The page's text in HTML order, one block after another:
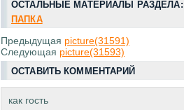
ОСТАЛЬНЫЕ МАТЕРИАЛЫ РАЗДЕЛА:
ПАПКА
Предыдущая picture(31591)
Следующая picture(31593)
ОСТАВИТЬ КОММЕНТАРИЙ
как гость